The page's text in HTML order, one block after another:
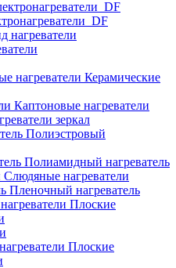
нагреватели
Керамические
Каптоновые нагреватели
зеркал
Полиэстровый
Полиамидный нагреватель
Слюдяные нагреватели
Пленочный нагреватель
Плоские
Плоские